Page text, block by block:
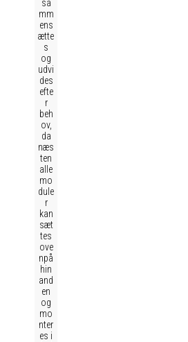
sa
mm
ens
ætte
s
og
udvi
des
efte
r
beh
ov,
da
næs
ten
alle
mo
dule
r
kan
sæt
tes
ove
npå
hin
and
en
og
mo
nter
es i